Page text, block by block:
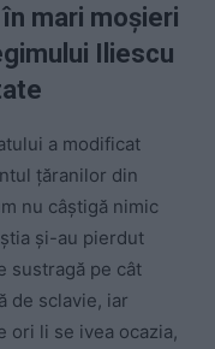
mari moșieri
Iliescu
a modificat
țăranilor din
nu câștigă nimic
și-au pierdut
sustragă pe cât
de sclavie, iar
ori li se ivea ocazia,